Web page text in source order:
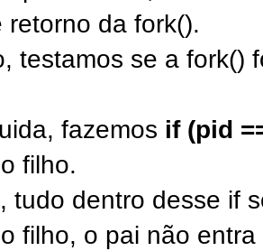
retorno da fork().
testamos se a fork()
fazemos if (pid
filho.
tudo dentro desse if
filho, o pai não